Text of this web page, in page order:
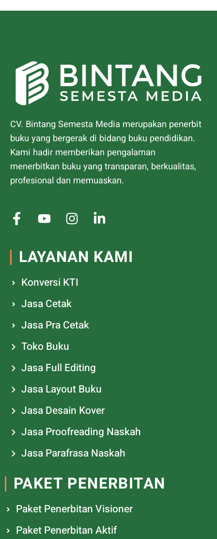
CV. Bintang Semesta Media merupakan penerbit
buku yang bergerak di bidang buku pendidikan.
Kami hadir memberikan pengalaman
menerbitkan buku yang transparan, berkualitas,
profesional dan memuaskan.
LAYANAN KAMI
Konversi KTI
Jasa Cetak
Jasa Pra Cetak
Toko Buku
Jasa Full Editing
Jasa Layout Buku
Jasa Desain Kover
Jasa Proofreading Naskah
Jasa Parafrasa Naskah
PAKET PENERBITAN
Paket Penerbitan Visioner
Paket Penerbitan Aktif